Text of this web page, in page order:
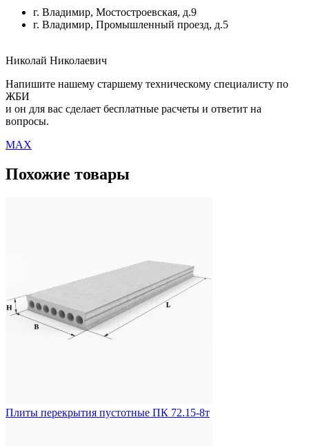
г. Владимир, Мостостроевская, д.9
г. Владимир, Промышленный проезд, д.5
Николай Николаевич
Напишите нашему старшему техническому специалисту по
ЖБИ
и он для вас сделает бесплатные расчеты и ответит на
вопросы.
MAX
Похожие товары
Плиты перекрытия пустотные ПК 72.15-8т